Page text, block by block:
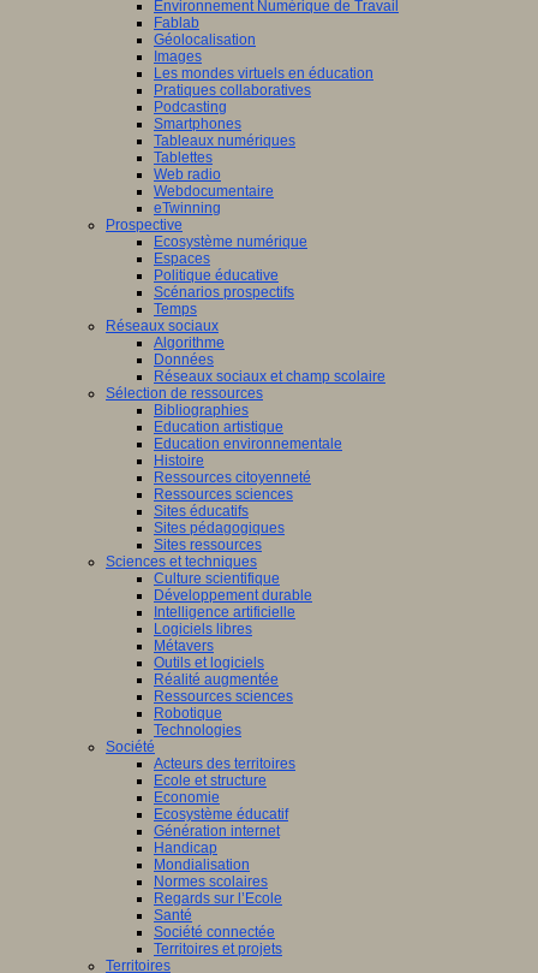
Environnement Numérique de Travail
Fablab
Géolocalisation
Images
Les mondes virtuels en éducation
Pratiques collaboratives
Podcasting
Smartphones
Tableaux numériques
Tablettes
Web radio
Webdocumentaire
eTwinning
Prospective
Ecosystème numérique
Espaces
Politique éducative
Scénarios prospectifs
Temps
Réseaux sociaux
Algorithme
Données
Réseaux sociaux et champ scolaire
Sélection de ressources
Bibliographies
Education artistique
Education environnementale
Histoire
Ressources citoyenneté
Ressources sciences
Sites éducatifs
Sites pédagogiques
Sites ressources
Sciences et techniques
Culture scientifique
Développement durable
Intelligence artificielle
Logiciels libres
Métavers
Outils et logiciels
Réalité augmentée
Ressources sciences
Robotique
Technologies
Société
Acteurs des territoires
Ecole et structure
Economie
Ecosystème éducatif
Génération internet
Handicap
Mondialisation
Normes scolaires
Regards sur l’Ecole
Santé
Société connectée
Territoires et projets
Territoires